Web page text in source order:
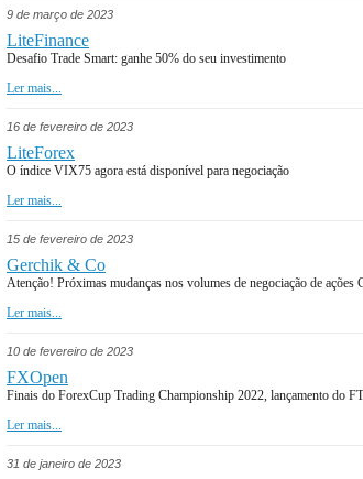
9 de março de 2023
LiteFinance
Desafio Trade Smart: ganhe 50% do seu investimento
Ler mais...
16 de fevereiro de 2023
LiteForex
O índice VIX75 agora está disponível para negociação
Ler mais...
15 de fevereiro de 2023
Gerchik & Co
Atenção! Próximas mudanças nos volumes de negociação de ações
Ler mais...
10 de fevereiro de 2023
FXOpen
Finais do ForexCup Trading Championship 2022, lançamento do
Ler mais...
31 de janeiro de 2023